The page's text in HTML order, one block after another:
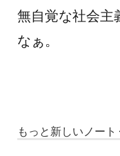
無自覚な社会主
なぁ。
もっと新しいノート